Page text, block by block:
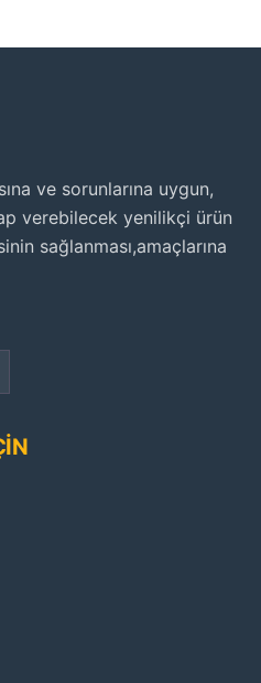
ve sorunlarına uygun,
verebilecek yenilikçi ürün
sağlanması,amaçlarına